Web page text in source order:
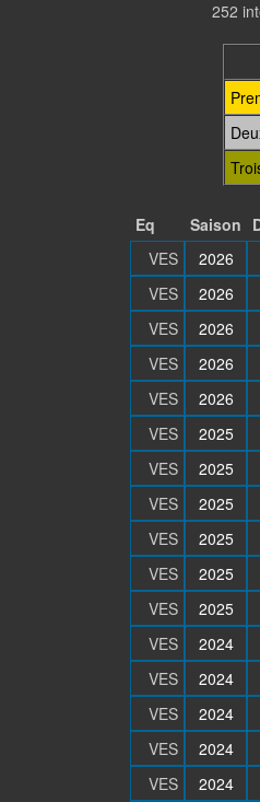
252
Eq Saison
VES
2026
VES
2026
VES
2026
VES
2026
VES
2026
VES
2025
VES
2025
VES
2025
VES
2025
VES
2025
VES
2025
VES
2024
VES
2024
VES
2024
VES
2024
VES
2024